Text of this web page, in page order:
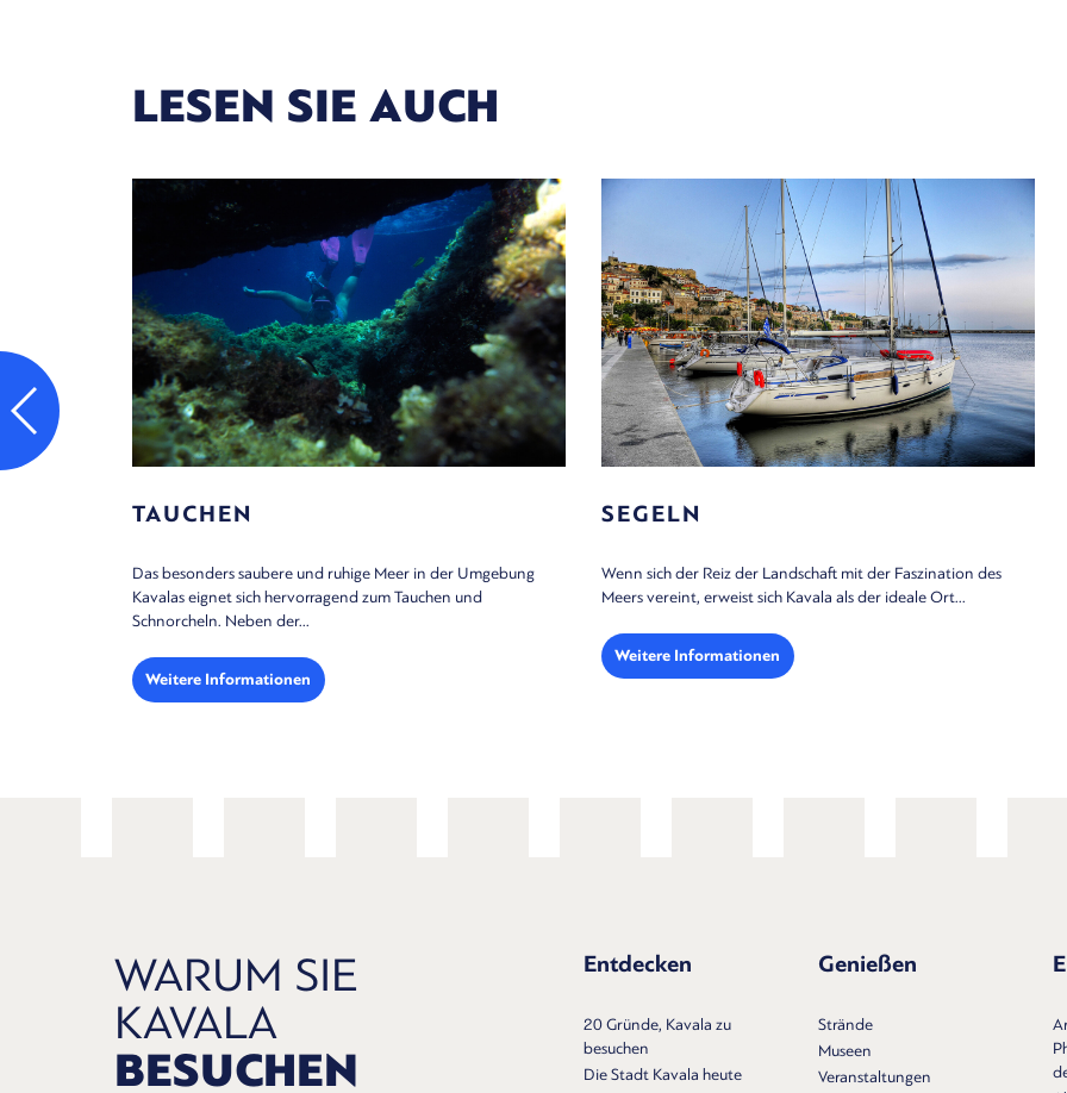
LESEN SIE AUCH
SEGELN
Wenn sich der Reiz der Landschaft mit der Faszination des
Meers vereint, erweist sich Kavala als der ideale Ort...
Weitere Informationen
KLETTERN
In Kavala steht eine Kletterhalle mit Routen zur Verfügung, die
zum Bouldern und zum Klettern mit Seil geeignet sind....
Weitere Informationen
WARUM SIE
KAVALA
BESUCHEN
Entdecken
20 Gründe, Kavala zu
besuchen
Die Stadt Kavala heute
Genießen
Strände
Museen
Veranstaltungen